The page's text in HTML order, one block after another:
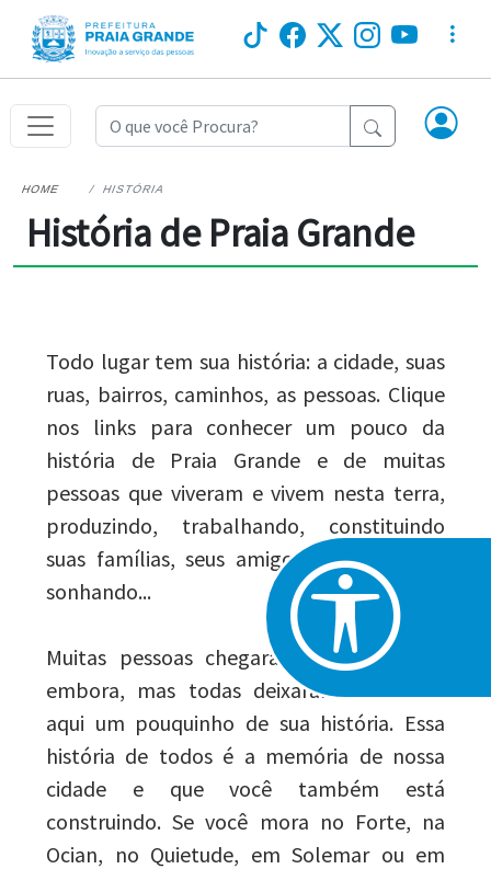
HOME HISTÓRIA
História de Praia Grande
Todo lugar tem sua história: a cidade, suas
ruas, bairros, caminhos, as pessoas. Clique
nos links para conhecer um pouco da
história de Praia Grande e de muitas
pessoas que viveram e vivem nesta terra,
produzindo, trabalhando, constituindo
suas famílias, seus amigos, divertindo-se,
sonhando...
Muitas pessoas chegaram, outras foram
embora, mas todas deixaram e fizeram
aqui um pouquinho de sua história. Essa
história de todos é a memória de nossa
cidade e que você também está
construindo. Se você mora no Forte, na
Ocian, no Quietude, em Solemar ou em